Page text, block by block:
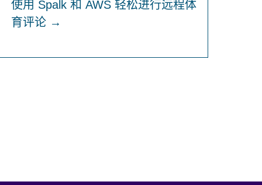
使用 Spalk 和 AWS 轻松进行远程体
育评论 →